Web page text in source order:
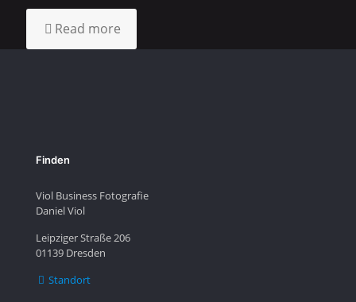
Read more
Finden
Viol Business Fotografie
Daniel Viol
Leipziger Straße 206
01139 Dresden
Standort